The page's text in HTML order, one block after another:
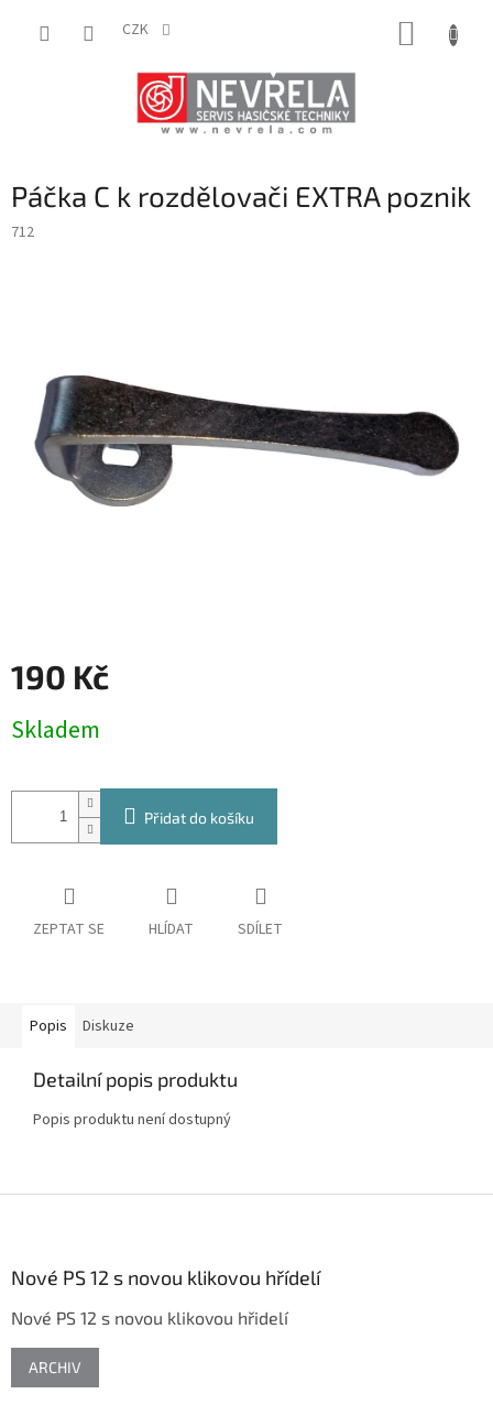
CZK
Páčka C k rozdělovači EXTRA poznik
712
190 Kč
cena:
Skladem
Přidat do košíku
ZEPTAT SE HLÍDAT SDÍLET
Popis Diskuze
Detailní popis produktu
Popis produktu není dostupný
Nové PS 12 s novou klikovou hřídelí
Nové PS 12 s novou klikovou hřidelí
ARCHIV